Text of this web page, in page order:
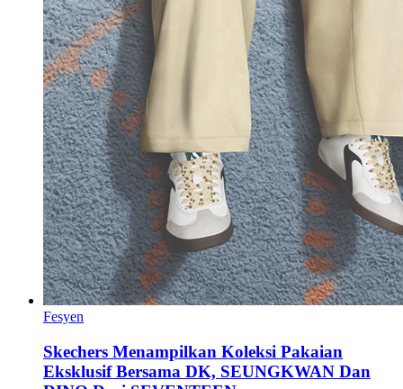
Fesyen
Skechers Menampilkan Koleksi Pakaian
Eksklusif Bersama DK, SEUNGKWAN Dan